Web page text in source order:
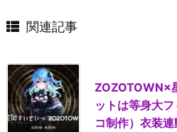
関連記事
ZOZOTOWN×
ットは等身大
コ制作）衣装